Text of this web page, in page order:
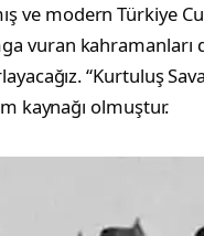
ve modern Türkiye
vuran kahramanları
“Kurtuluş
kaynağı olmuştur.